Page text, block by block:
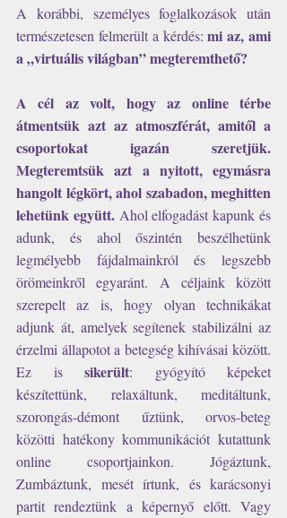
A korábbi, személyes foglalkozások után
természetesen felmerült a kérdés: mi az, ami
a „virtuális világban” megteremthető?
A cél az volt, hogy az online térbe
átmentsük azt az atmoszférát, amitől a
csoportokat igazán szeretjük.
Megteremtsük azt a nyitott, egymásra
hangolt légkört, ahol szabadon, meghitten
lehetünk együtt. Ahol elfogadást kapunk és
adunk, és ahol őszintén beszélhetünk
legmélyebb fájdalmainkról és legszebb
örömeinkről egyaránt. A céljaink között
szerepelt az is, hogy olyan technikákat
adjunk át, amelyek segítenek stabilizálni az
érzelmi állapotot a betegség kihívásai között.
Ez is sikerült: gyógyító képeket
készítettünk, relaxáltunk, meditáltunk,
szorongás-démont űztünk, orvos-beteg
közötti hatékony kommunikációt kutattunk
online csoportjainkon. Jógáztunk,
Zumbáztunk, mesét írtunk, és karácsonyi
partit rendeztünk a képernyő előtt. Vagy